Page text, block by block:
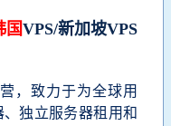
国VPS/新加坡VPS
，致力于为全球用
独立服务器租用和